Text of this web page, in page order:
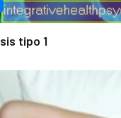
tipo 1